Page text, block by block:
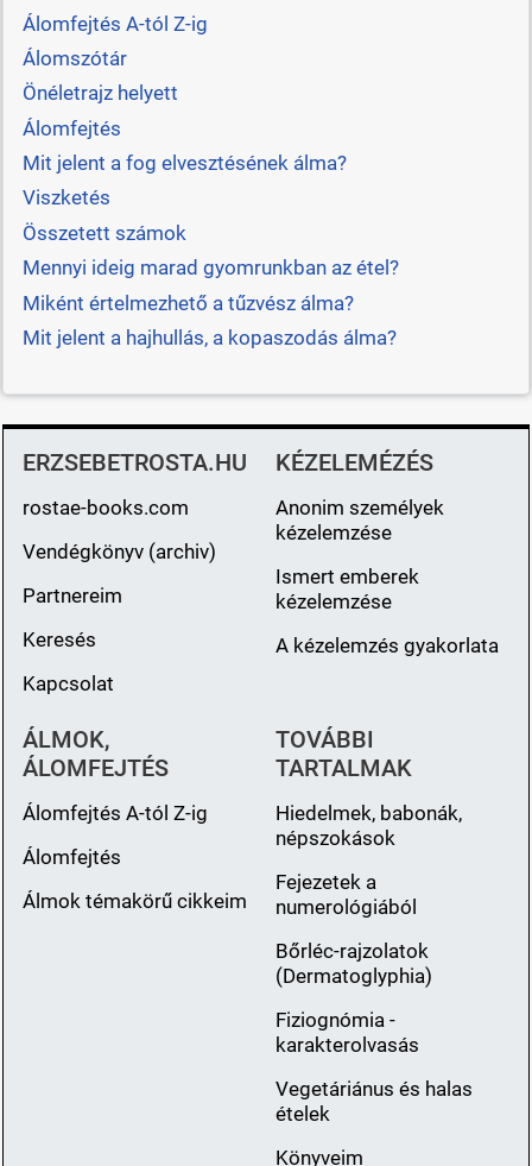
Álomfejtés A-tól Z-ig
Álomszótár
Önéletrajz helyett
Álomfejtés
Mit jelent a fog elvesztésének álma?
Viszketés
Összetett számok
Mennyi ideig marad gyomrunkban az étel?
Miként értelmezhető a tűzvész álma?
Mit jelent a hajhullás, a kopaszodás álma?
ERZSEBETROSTA.HU
rostae-books.com
Vendégkönyv (archiv)
Partnereim
Keresés
Kapcsolat
KÉZELEMÉZÉS
Anonim személyek
kézelemzése
Ismert emberek
kézelemzése
A kézelemzés gyakorlata
ÁLMOK,
ÁLOMFEJTÉS
Álomfejtés A-tól Z-ig
Álomfejtés
Álmok témakörű cikkeim
TOVÁBBI
TARTALMAK
Hiedelmek, babonák,
népszokások
Fejezetek a
numerológiából
Bőrléc-rajzolatok
(Dermatoglyphia)
Fiziognómia -
karakterolvasás
Vegetáriánus és halas
ételek
Könyveim